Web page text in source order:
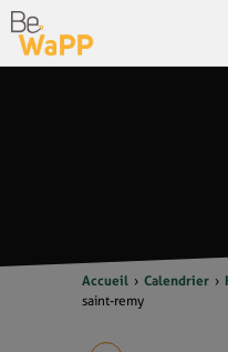
Accueil Calendrier
saint-remy